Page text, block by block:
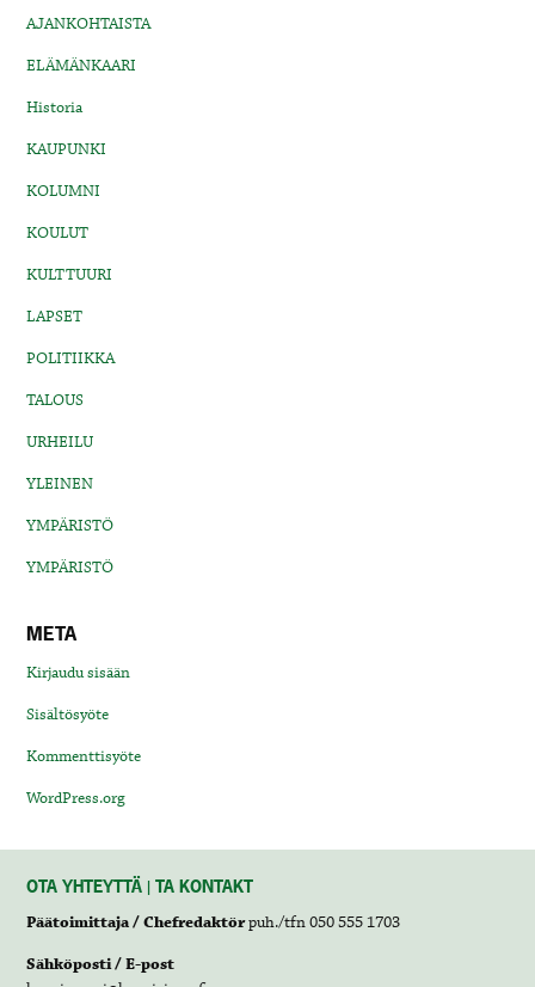
AJANKOHTAISTA
ELÄMÄNKAARI
Historia
KAUPUNKI
KOLUMNI
KOULUT
KULTTUURI
LAPSET
POLITIIKKA
TALOUS
URHEILU
YLEINEN
YMPÄRISTÖ
YMPÄRISTÖ
META
Kirjaudu sisään
Sisältösyöte
Kommenttisyöte
WordPress.org
OTA YHTEYTTÄ | TA KONTAKT
Päätoimittaja / Chefredaktörpuh./tfn 050 555 1703
Sähköposti / E-post